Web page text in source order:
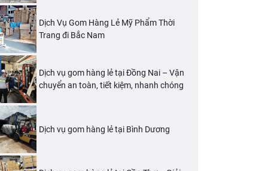
Dịch Vụ Gom Hàng Lẻ Mỹ Phẩm Thời
Trang đi Bắc Nam
Dịch vụ gom hàng lẻ tại Đồng Nai – Vận
chuyển an toàn, tiết kiệm, nhanh chóng
Dịch vụ gom hàng lẻ tại Bình Dương